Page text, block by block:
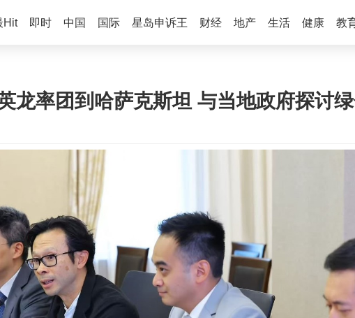
Hit 即时 中国 国际 星岛申诉王 财经 地产 生活 健康 教
龙率团到哈萨克斯坦 与当地政府探讨